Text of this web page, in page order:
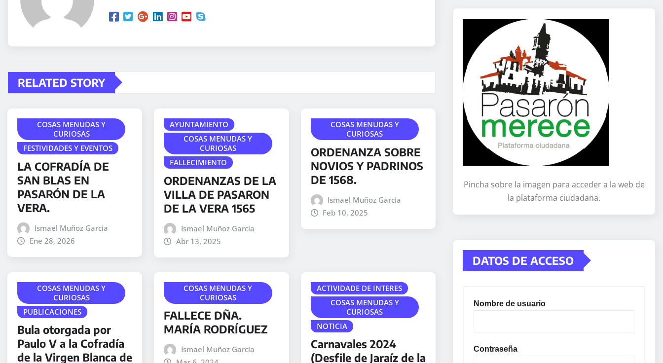
RELATED STORY
COSAS MENUDAS Y
CURIOSAS
FESTIVIDADES Y EVENTOS
LA COFRADÍA DE
SAN BLAS EN
PASARÓN DE LA
VERA.
Ismael Muñoz Garcia
Ene 28, 2026
AYUNTAMIENTO
COSAS MENUDAS Y
CURIOSAS
FALLECIMIENTO
ORDENANZAS DE LA
VILLA DE PASARON
DE LA VERA 1565
Ismael Muñoz Garcia
Abr 13, 2025
COSAS MENUDAS Y
CURIOSAS
ORDENANZA SOBRE
NOVIOS Y PADRINOS
DE 1568.
Ismael Muñoz Garcia
Feb 10, 2025
COSAS MENUDAS Y
CURIOSAS
PUBLICACIONES
Bula otorgada por
Paulo V a la Cofradía
de la Virgen Blanca de
COSAS MENUDAS Y
CURIOSAS
FALLECE DÑA.
MARÍA RODRÍGUEZ
Ismael Muñoz Garcia
ACTIVIDADE DE INTERES
COSAS MENUDAS Y
CURIOSAS
NOTICIA
Carnavales 2024
(Desfile de Jaraíz de la
Pincha sobre la imagen para acceder a la web de
la plataforma ciudadana.
DATOS DE ACCESO
Nombre de usuario
Contraseña